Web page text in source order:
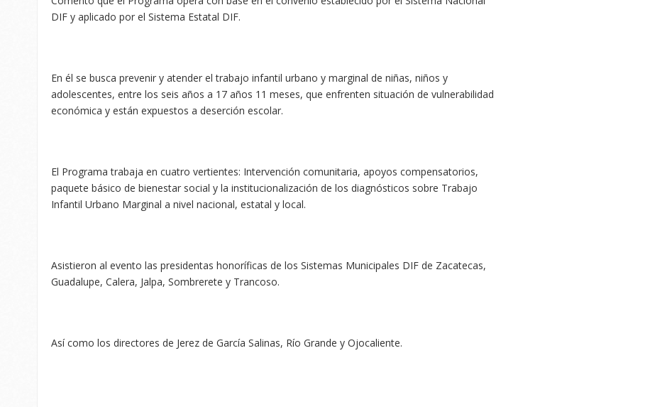
DIF y aplicado por el Sistema Estatal DIF.
En él se busca prevenir y atender el trabajo infantil urbano y marginal de niñas, niños y
adolescentes, entre los seis años a 17 años 11 meses, que enfrenten situación de vulnerabilidad
económica y están expuestos a deserción escolar.
El Programa trabaja en cuatro vertientes: Intervención comunitaria, apoyos compensatorios,
paquete básico de bienestar social y la institucionalización de los diagnósticos sobre Trabajo
Infantil Urbano Marginal a nivel nacional, estatal y local.
Asistieron al evento las presidentas honoríficas de los Sistemas Municipales DIF de Zacatecas,
Guadalupe, Calera, Jalpa, Sombrerete y Trancoso.
Así como los directores de Jerez de García Salinas, Río Grande y Ojocaliente.